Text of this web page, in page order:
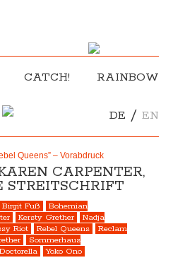
CATCH! RAINBOW
DE / EN
Queens” – Vorabdruck
CARPENTER,
STREITSCHRIFT
Birgit Fuß
Bohemian
Kersty Grether
Nadja
Riot Rebel Queens
Reclam
Sommerhaus
Yoko Ono